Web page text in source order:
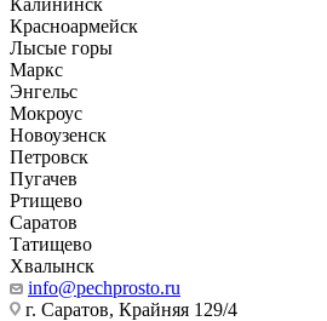
Калининск
Красноармейск
Лысые горы
Маркс
Энгельс
Мокроус
Новоузенск
Петровск
Пугачев
Ртищево
Саратов
Татищево
Хвалынск
info@pechprosto.ru
г. Саратов, Крайняя 129/4